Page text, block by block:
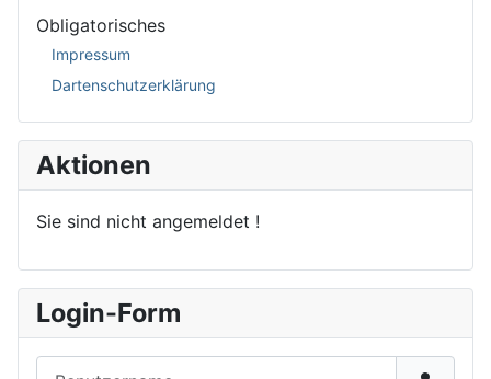
Obligatorisches
Impressum
Dartenschutzerklärung
Aktionen
Sie sind nicht angemeldet !
Login-Form